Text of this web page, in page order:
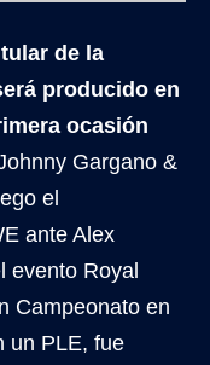
de la
producido en
ocasión
Gargano &
el
ante Alex
evento Royal
Campeonato en
un PLE, fue